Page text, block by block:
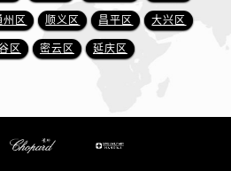
州区 顺义区 昌平区 大兴区
区 密云区 延庆区